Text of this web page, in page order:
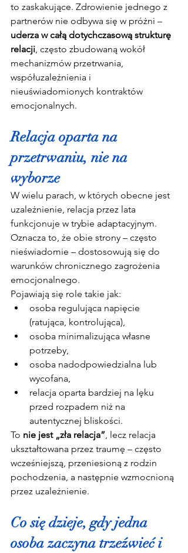
to zaskakujące. Zdrowienie jednego z
partnerów nie odbywa się w próżni –
uderza w całą dotychczasową strukturę
relacji, często zbudowaną wokół
mechanizmów przetrwania,
współuzależnienia i
nieuświadomionych kontraktów
emocjonalnych.
Relacja oparta na
przetrwaniu, nie na
wyborze
W wielu parach, w których obecne jest
uzależnienie, relacja przez lata
funkcjonuje w trybie adaptacyjnym.
Oznacza to, że obie strony – często
nieświadomie – dostosowują się do
warunków chronicznego zagrożenia
emocjonalnego.
Pojawiają się role takie jak:
osoba regulująca napięcie
(ratująca, kontrolująca),
osoba minimalizująca własne
potrzeby,
osoba nadodpowiedzialna lub
wycofana,
relacja oparta bardziej na lęku
przed rozpadem niż na
autentycznej bliskości.
To nie jest „zła relacja”, lecz relacja
ukształtowana przez traumę – często
wcześniejszą, przeniesioną z rodzin
pochodzenia, a następnie wzmocnioną
przez uzależnienie.
Co się dzieje, gdy jedna
osoba zaczyna trzeźwieć i